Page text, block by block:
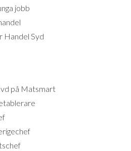
jobb
Handel Syd
på Matsmart